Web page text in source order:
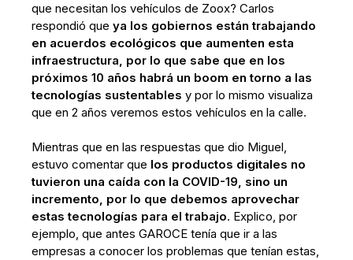
que necesitan los vehículos de Zoox? Carlos
respondió que ya los gobiernos están trabajando
en acuerdos ecológicos que aumenten esta
infraestructura, por lo que sabe que en los
próximos 10 años habrá un boom en torno a las
tecnologías sustentables y por lo mismo visualiza
que en 2 años veremos estos vehículos en la calle.
Mientras que en las respuestas que dio Miguel,
estuvo comentar que los productos digitales no
tuvieron una caída con la COVID-19, sino un
incremento, por lo que debemos aprovechar
estas tecnologías para el trabajo. Explico, por
ejemplo, que antes GAROCE tenía que ir a las
empresas a conocer los problemas que tenían estas,